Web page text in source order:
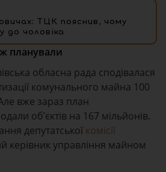
ТЦК пояснив, чому
до чоловіка
планували
обласна рада сподівалася
комунального майна 100
вже зараз план
об’єктів на 167 мільйонів.
депутатської комісії
керівник управління майном